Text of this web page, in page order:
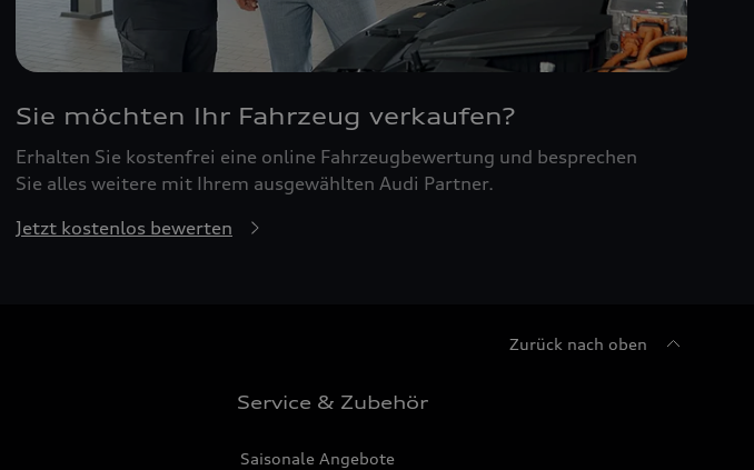
Sie möchten Ihr Fahrzeug verkaufen?
Erhalten Sie kostenfrei eine online Fahrzeugbewertung und besprechen
Sie alles weitere mit Ihrem ausgewählten Audi Partner.
Jetzt kostenlos bewerten
Zurück nach oben
Service & Zubehör
Saisonale Angebote